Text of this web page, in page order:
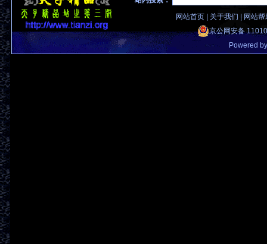
网站首页
关于我们
网站帮
京公网安备
Powered